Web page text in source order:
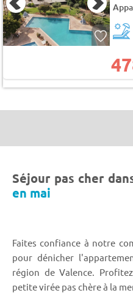
Séjour pas cher
en mai
Faites confiance à notre
pour dénicher
région de Valence.
petite virée pas chère à la